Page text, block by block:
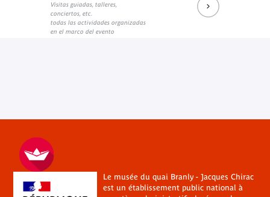
Visitas guiadas, talleres,
conciertos, etc.
todas las actividades organizadas
en el marco del evento
Le musée du quai Branly - Jacques Chirac
est un établissement public national à